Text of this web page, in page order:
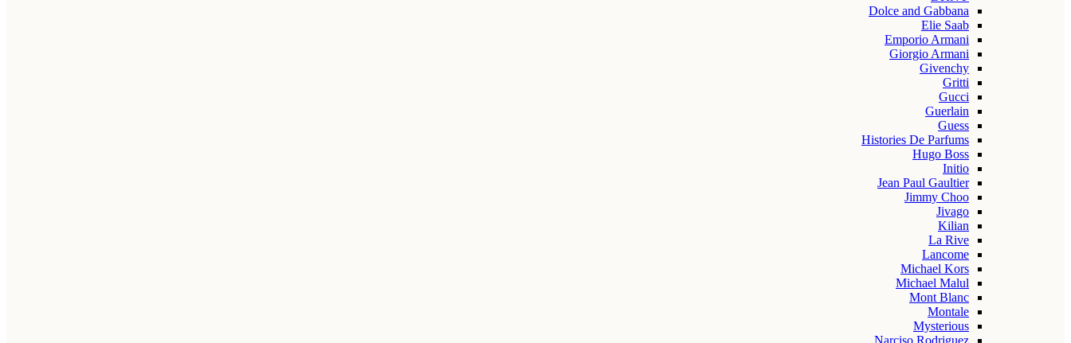
Dolce and Gabbana
Elie Saab
Emporio Armani
Giorgio Armani
Givenchy
Gritti
Gucci
Guerlain
Guess
Histories De Parfums
Hugo Boss
Initio
Jean Paul Gaultier
Jimmy Choo
Jivago
Kilian
La Rive
Lancome
Michael Kors
Michael Malul
Mont Blanc
Montale
Mysterious
Narciso Rodriguez